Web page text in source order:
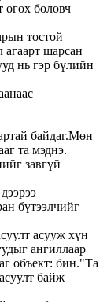
өгөх боловч
тостой
агаарт шарсан
нь гэр бүлийн
байдаг.Мөн
та мэднэ.
завгүй
бүтээлчийг
асууж хүн
ангиллаар
объект: бин."Та
байж